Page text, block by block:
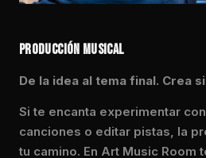
PRODUCCIÓN MUSICAL
De la idea al tema final. Crea
Si te encanta experimentar
canciones o editar pistas, la
tu camino. En Art Music Room